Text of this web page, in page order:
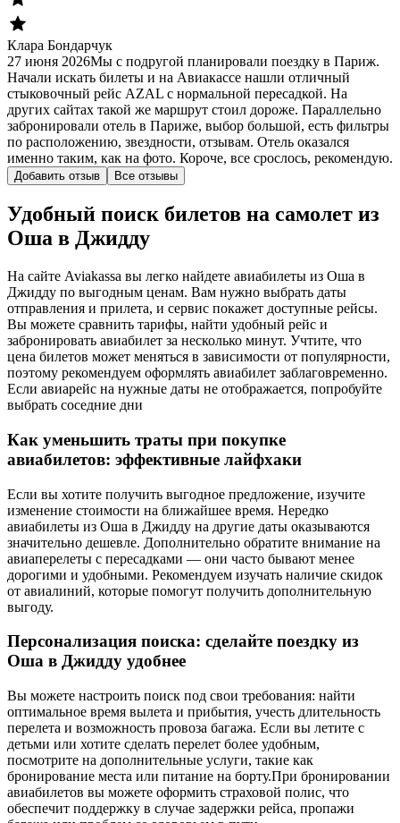
Клара Бондарчук
27 июня 2026Мы с подругой планировали поездку в Париж.
Начали искать билеты и на Авиакассе нашли отличный
стыковочный рейс AZAL с нормальной пересадкой. На
других сайтах такой же маршрут стоил дороже. Параллельно
забронировали отель в Париже, выбор большой, есть фильтры
по расположению, звездности, отзывам. Отель оказался
именно таким, как на фото. Короче, все срослось, рекомендую.
Добавить отзыв Все отзывы
Удобный поиск билетов на самолет из
Оша в Джидду
На сайте Aviakassa вы легко найдете авиабилеты из Оша в
Джидду по выгодным ценам. Вам нужно выбрать даты
отправления и прилета, и сервис покажет доступные рейсы.
Вы можете сравнить тарифы, найти удобный рейс и
забронировать авиабилет за несколько минут. Учтите, что
цена билетов может меняться в зависимости от популярности,
поэтому рекомендуем оформлять авиабилет заблаговременно.
Если авиарейс на нужные даты не отображается, попробуйте
выбрать соседние дни
Как уменьшить траты при покупке
авиабилетов: эффективные лайфхаки
Если вы хотите получить выгодное предложение, изучите
изменение стоимости на ближайшее время. Нередко
авиабилеты из Оша в Джидду на другие даты оказываются
значительно дешевле. Дополнительно обратите внимание на
авиаперелеты с пересадками — они часто бывают менее
дорогими и удобными. Рекомендуем изучать наличие скидок
от авиалиний, которые помогут получить дополнительную
выгоду.
Персонализация поиска: сделайте поездку из
Оша в Джидду удобнее
Вы можете настроить поиск под свои требования: найти
оптимальное время вылета и прибытия, учесть длительность
перелета и возможность провоза багажа. Если вы летите с
детьми или хотите сделать перелет более удобным,
посмотрите на дополнительные услуги, такие как
бронирование места или питание на борту.При бронировании
авиабилетов вы можете оформить страховой полис, что
обеспечит поддержку в случае задержки рейса, пропажи